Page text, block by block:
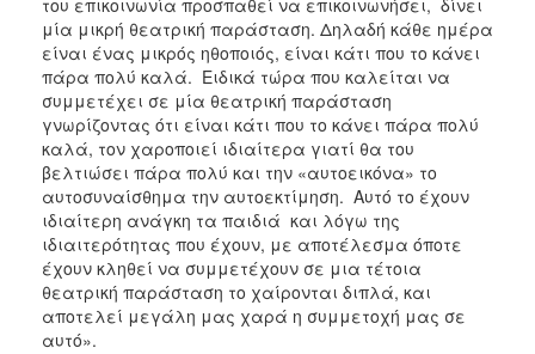
του επικοινωνία προσπαθεί να επικοινωνήσει, δίνει
μία μικρή θεατρική παράσταση. Δηλαδή κάθε ημέρα
είναι ένας μικρός ηθοποιός, είναι κάτι που το κάνει
πάρα πολύ καλά. Ειδικά τώρα που καλείται να
συμμετέχει σε μία θεατρική παράσταση
γνωρίζοντας ότι είναι κάτι που το κάνει πάρα πολύ
καλά, τον χαροποιεί ιδιαίτερα γιατί θα του
βελτιώσει πάρα πολύ και την «αυτοεικόνα» το
αυτοσυναίσθημα την αυτοεκτίμηση. Αυτό το έχουν
ιδιαίτερη ανάγκη τα παιδιά και λόγω της
ιδιαιτερότητας που έχουν, με αποτέλεσμα όποτε
έχουν κληθεί να συμμετέχουν σε μια τέτοια
θεατρική παράσταση το χαίρονται διπλά, και
αποτελεί μεγάλη μας χαρά η συμμετοχή μας σε
αυτό».